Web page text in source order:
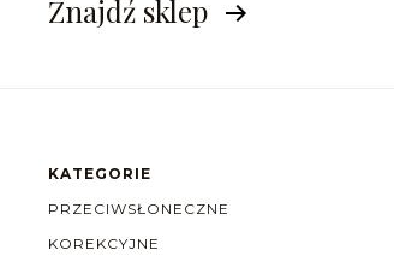
Znajdź sklep
KATEGORIE
PRZECIWSŁONECZNE
KOREKCYJNE